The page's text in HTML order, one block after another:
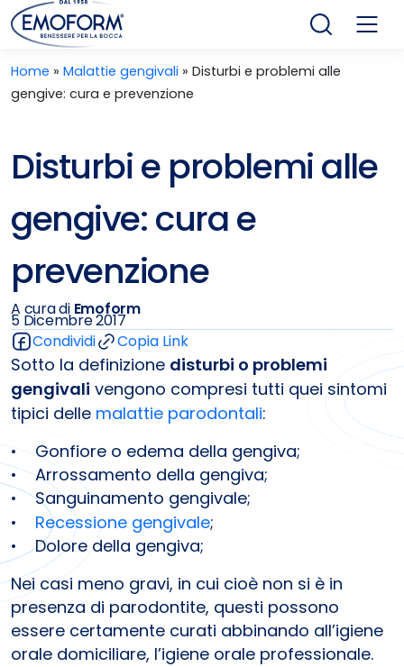
Home » Malattie gengivali » Disturbi e problemi alle
gengive: cura e prevenzione
Disturbi e problemi alle
gengive: cura e
prevenzione
A cura di Emoform
5 Dicembre 2017
Condividi
Copia Link
Sotto la definizione disturbi o problemi
gengivali vengono compresi tutti quei sintomi
tipici delle malattie parodontali:
• Gonfiore o edema della gengiva;
• Arrossamento della gengiva;
• Sanguinamento gengivale;
• Recessione gengivale;
• Dolore della gengiva;
Nei casi meno gravi, in cui cioè non si è in
presenza di parodontite, questi possono
essere certamente curati abbinando all’igiene
orale domiciliare, l’igiene orale professionale.